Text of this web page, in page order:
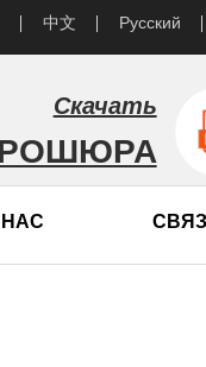
中文 Русский
Скачать